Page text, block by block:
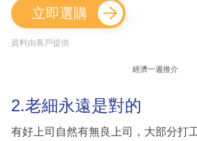
立即選購
資料由客戶提供
經濟一週推介
2.老細永遠是對的
有好上司自然有無良上司，大部分打